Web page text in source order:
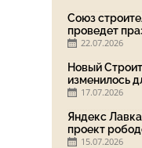
Союз
проведет
22.07.2026
Новый
изменилось
17.07.2026
Яндекс
проект
15.07.2026